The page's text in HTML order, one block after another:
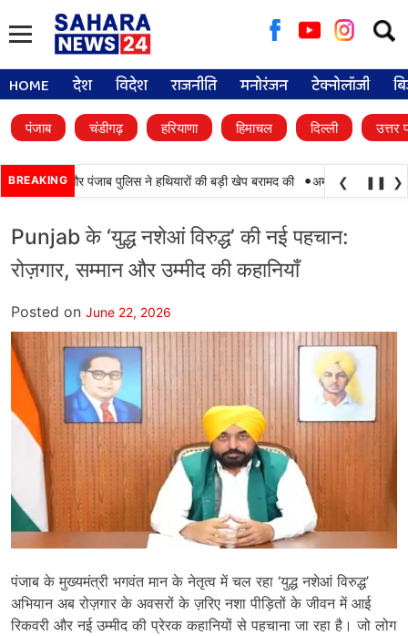
for:
HOME देश विदेश राजनीति मनोरंजन टेक्नोलॉजी
पंजाब चंडीगढ़ हरियाणा हिमाचल दिल्ली उत्तर
BREAKING
BSF और पंजाब पुलिस ने हथियारों की बड़ी खेप बरामद की • अमन अरोड़ा ने
❮ ❚❚ ❯
Punjab के ‘युद्ध नशेआं विरुद्ध’ की नई पहचान:
रोज़गार, सम्मान और उम्मीद की कहानियाँ
Posted on June 22, 2026
पंजाब के मुख्यमंत्री भगवंत मान के नेतृत्व में चल रहा ‘युद्ध नशेआं विरुद्ध’
अभियान अब रोज़गार के अवसरों के ज़रिए नशा पीड़ितों के जीवन में आई
रिकवरी और नई उम्मीद की प्रेरक कहानियों से पहचाना जा रहा है। जो लोग